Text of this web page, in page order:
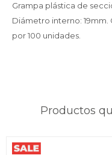
Grampa plástica de
Diámetro interno: 19mm.
por 100 unidades.
Productos